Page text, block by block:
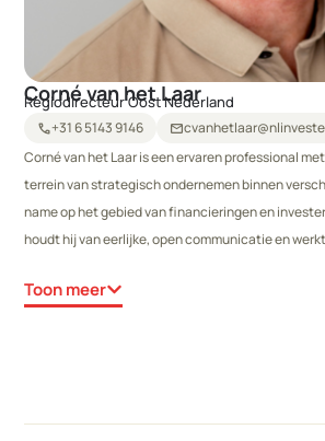
Corné van het Laar
Regiodirecteur Oost Nederland
call+31 6 5143 9146 mail
Corné van het Laar is een ervaren professional
terrein van strategisch ondernemen binnen
name op het gebied van financieringen en
houdt hij van eerlijke, open communicatie en
kwaliteitsstandaard, een goede oplossing en een
Toon meer